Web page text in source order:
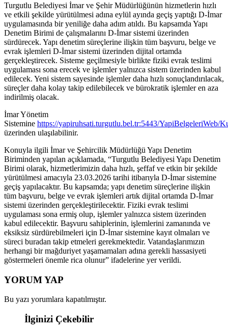
Turgutlu Belediyesi İmar ve Şehir Müdürlüğünün hizmetlerin hızlı
ve etkili şekilde yürütülmesi adına eylül ayında geçiş yaptığı D-İmar
uygulamasında bir yeniliğe daha adım atıldı. Bu kapsamda Yapı
Denetim Birimi de çalışmalarını D-İmar sistemi üzerinden
sürdürecek. Yapı denetim süreçlerine ilişkin tüm başvuru, belge ve
evrak işlemleri D-İmar sistemi üzerinden dijital ortamda
gerçekleştirecek. Sisteme geçilmesiyle birlikte fiziki evrak teslimi
uygulaması sona erecek ve işlemler yalnızca sistem üzerinden kabul
edilecek. Yeni sistem sayesinde işlemler daha hızlı sonuçlandırılacak,
süreçler daha kolay takip edilebilecek ve bürokratik işlemler en aza
indirilmiş olacak.
İmar Yönetim
Sistemine https://yapiruhsati.turgutlu.bel.tr:5443/YapiBelgeleriWeb/
üzerinden ulaşılabilinir.
Konuyla ilgili İmar ve Şehircilik Müdürlüğü Yapı Denetim
Biriminden yapılan açıklamada, “Turgutlu Belediyesi Yapı Denetim
Birimi olarak, hizmetlerimizin daha hızlı, şeffaf ve etkin bir şekilde
yürütülmesi amacıyla 23.03.2026 tarihi itibarıyla D-İmar sistemine
geçiş yapılacaktır. Bu kapsamda; yapı denetim süreçlerine ilişkin
tüm başvuru, belge ve evrak işlemleri artık dijital ortamda D-İmar
sistemi üzerinden gerçekleştirilecektir. Fiziki evrak teslimi
uygulaması sona ermiş olup, işlemler yalnızca sistem üzerinden
kabul edilecektir. Başvuru sahiplerinin, işlemlerini zamanında ve
eksiksiz sürdürebilmeleri için D-İmar sistemine kayıt olmaları ve
süreci buradan takip etmeleri gerekmektedir. Vatandaşlarımızın
herhangi bir mağduriyet yaşamamaları adına gerekli hassasiyeti
göstermeleri önemle rica olunur” ifadelerine yer verildi.
YORUM YAP
Bu yazı yorumlara kapatılmıştır.
İlginizi Çekebilir